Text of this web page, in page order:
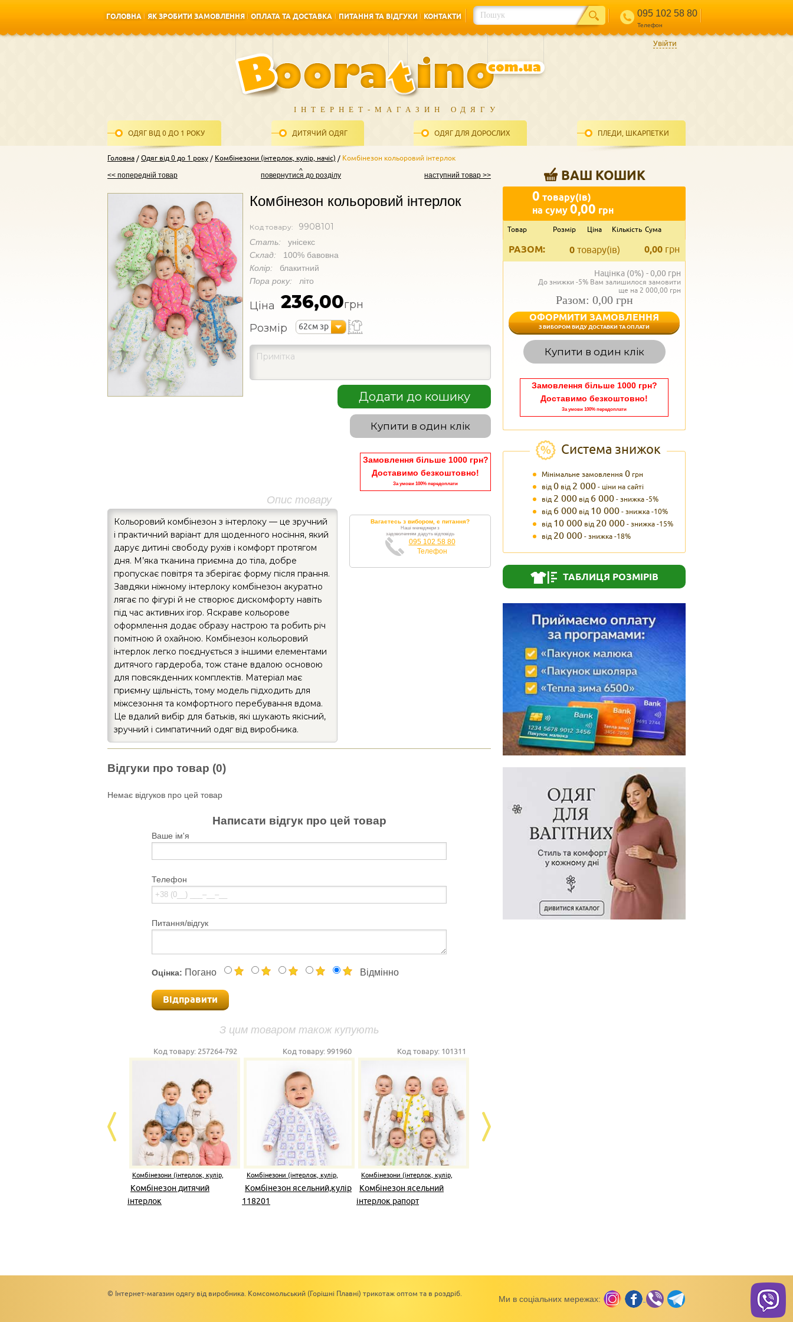
ГОЛОВНА
ЯК ЗРОБИТИ ЗАМОВЛЕННЯ
ОПЛАТА ТА ДОСТАВКА
ПИТАННЯ ТА ВІДГУКИ
КОНТАКТИ
095 102 58 80
Телефон
ІНТЕРНЕТ-МАГАЗИН ОДЯГУ
ОДЯГ ВІД 0 ДО 1 РОКУ ДИТЯЧИЙ ОДЯГ ОДЯГ ДЛЯ ДОРОСЛИХ ПЛЕДИ, ШКАРПЕТКИ
Увійти
Головна Одяг від 0 до 1 року Комбінезони (інтерлок, кулір, начіс) Комбінезон кольоровий інтерлок
ВАШ КОШИК
0 товару(ів)
на суму0,00 грн
Товар Розмір Ціна Кількість Сума
РАЗОМ: 0,00 грн
0 товару(ів)
Націнка (0%) -0,00 грн
До знижки -5% Вам залишилося замовити
ще на 2 000,00 грн
Разом: 0,00 грн
ОФОРМИТИ ЗАМОВЛЕННЯ
З ВИБОРОМ ВИДУ ДОСТАВКИ ТА ОПЛАТИ
Купити в один клік
Замовлення більше 1000 грн?
Доставимо безкоштовно!
За умови 100% передоплати
Система знижок
Мінімальне замовлення 0 грн
від0 від 2 000- ціни на сайті
від 2 000 від 6 000- знижка -5%
від 6 000 від 10 000- знижка -10%
від 10 000 від 20 000- знижка -15%
від 20 000- знижка -18%
ТАБЛИЦЯ РОЗМІРІВ
<< попередній товар наступний товар >>
повернутися до розділу
Комбінезон кольоровий інтерлок
Код товару: 9908101
Стать: унісекс
Склад: 100% бавовна
Колір: блакитний
Пора року: літо
Ціна 236,00грн
Розмір
62см зр
Додати до кошику
Купити в один клік
Замовлення більше 1000 грн?
Доставимо безкоштовно!
За умови 100% передоплати
Опис товару
Кольоровий комбінезон з інтерлоку — це зручний
і практичний варіант для щоденного носіння, який
дарує дитині свободу рухів і комфорт протягом
дня. М’яка тканина приємна до тіла, добре
пропускає повітря та зберігає форму після прання.
Завдяки ніжному інтерлоку комбінезон акуратно
лягає по фігурі й не створює дискомфорту навіть
під час активних ігор. Яскраве кольорове
оформлення додає образу настрою та робить річ
помітною й охайною. Комбінезон кольоровий
інтерлок легко поєднується з іншими елементами
дитячого гардероба, тож стане вдалою основою
для повсякденних комплектів. Матеріал має
приємну щільність, тому модель підходить для
міжсезоння та комфортного перебування вдома.
Це вдалий вибір для батьків, які шукають якісний,
зручний і симпатичний одяг від виробника.
Вагаєтесь з вибором, є питання?
Наші менеджери з
задоволенням дадуть відповідь
095 102 58 80
Телефон
Відгуки про товар (0)
Немає відгуков про цей товар
Написати відгук про цей товар
Ваше ім'я
Телефон
Питання/відгук
Оцінка: Погано Відмінно
Відправити
З цим товаром також купують
Код товару: 257264-792
Комбінезони (інтерлок, кулір,
Комбінезон дитячий
інтерлок
Код товару:991960
Комбінезони (інтерлок, кулір,
Комбінезон ясельний,кулір
118201
Код товару: 101311
Комбінезони (інтерлок, кулір,
Комбінезон ясельний
інтерлок рапорт
Ми в соціальних мережах:
© Інтернет-магазин одягу від виробника. Комсомольський (Горішні Плавні) трикотаж оптом та в роздріб.